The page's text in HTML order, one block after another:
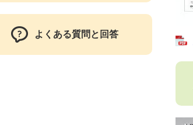
よくある質問と回答